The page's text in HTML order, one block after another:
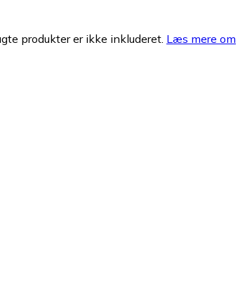
produkter er ikke inkluderet. Læs mere om